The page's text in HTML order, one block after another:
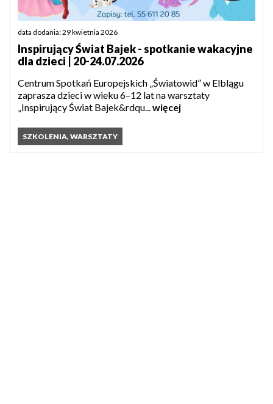
data dodania: 29 kwietnia 2026
Inspirujący Świat Bajek - spotkanie wakacyjne
dla dzieci | 20-24.07.2026
Centrum Spotkań Europejskich „Światowid” w Elblągu
zaprasza dzieci w wieku 6–12 lat na warsztaty
„Inspirujący Świat Bajek&rdqu...więcej
SZKOLENIA, WARSZTATY